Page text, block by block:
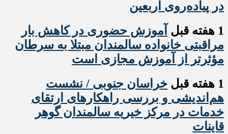
در پیاده‌روی اربعین
1 هفته قبل
آموزش حضوری در کاهش بار
مراقبتی خانواده سالمندان مبتلا به سرطان
مؤثرتر از آموزش مجازی است
1 هفته قبل
خراسان جنوبی / نشست
هم‌اندیشی و بررسی راهکارهای ارتقای
خدمات در مرکز خیریه سالمندان گوهر
قاینات